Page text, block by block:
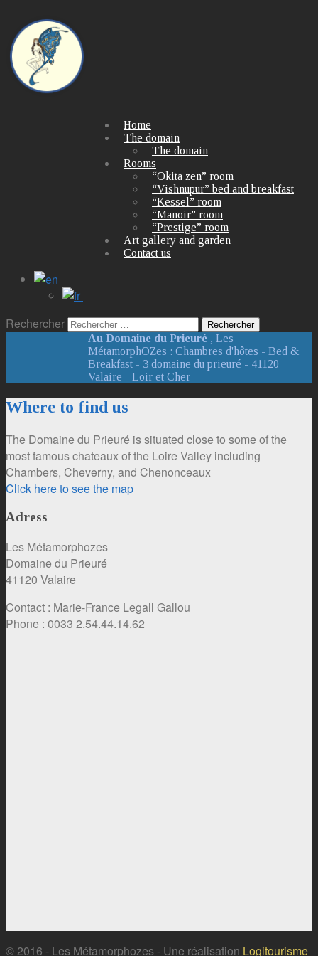
Home
The domain
The domain
Rooms
“Okita zen” room
“Vishnupur” bed and breakfast
“Kessel” room
“Manoir” room
“Prestige” room
Art gallery and garden
Contact us
Rechercher
Au Domaine du Prieuré , Les
MétamorphOZes : Chambres d'hôtes - Bed &
Breakfast - 3 domaine du prieuré - 41120
Valaire - Loir et Cher
Where to find us
The Domaine du Prieuré is situated close to some of the
most famous chateaux of the Loire Valley including
Chambers, Cheverny, and Chenonceaux
Click here to see the map
Adress
Les Métamorphozes
Domaine du Prieuré
41120 Valaire
Contact : Marie-France Legall Gallou
Phone : 0033 2.54.44.14.62
© 2016 - Les Métamorphozes - Une réalisation Logitourisme